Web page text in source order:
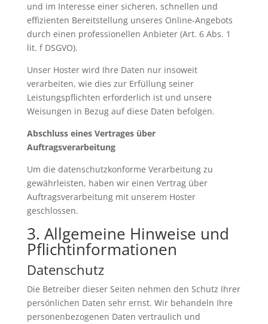
und im Interesse einer sicheren, schnellen und
effizienten Bereitstellung unseres Online-Angebots
durch einen professionellen Anbieter (Art. 6 Abs. 1
lit. f DSGVO).
Unser Hoster wird Ihre Daten nur insoweit
verarbeiten, wie dies zur Erfüllung seiner
Leistungspflichten erforderlich ist und unsere
Weisungen in Bezug auf diese Daten befolgen.
Abschluss eines Vertrages über
Auftragsverarbeitung
Um die datenschutzkonforme Verarbeitung zu
gewährleisten, haben wir einen Vertrag über
Auftragsverarbeitung mit unserem Hoster
geschlossen.
3. Allgemeine Hinweise und
Pflicht­informationen
Datenschutz
Die Betreiber dieser Seiten nehmen den Schutz Ihrer
persönlichen Daten sehr ernst. Wir behandeln Ihre
personenbezogenen Daten vertraulich und